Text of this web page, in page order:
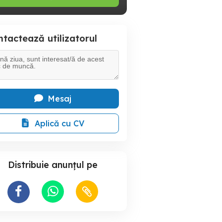
utilizatorul
Mesaj
Aplică cu CV
Distribuie anunțul pe